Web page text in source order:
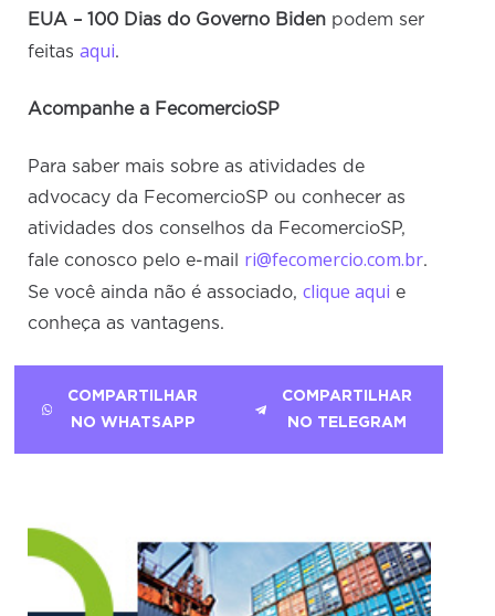
EUA – 100 Dias do Governo Biden podem ser
feitasaqui.
Acompanhe a FecomercioSP
Para saber mais sobre as atividades de
advocacy da FecomercioSP ou conhecer as
atividades dos conselhos da FecomercioSP,
fale conosco pelo e-mail ri@fecomercio.com.br.
Se você ainda não é associado,clique aqui e
conheça as vantagens.
COMPARTILHAR
NO WHATSAPP
COMPARTILHAR
NO TELEGRAM